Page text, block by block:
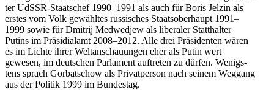
ter UdSSR-Staats­chef 1990–1991 als auch für Boris Jelzin als
erstes vom Volk gewähl­tes rus­si­sches Staats­ober­haupt 1991–
1999 sowie für Dmitrij Med­wed­jew als libe­ra­ler Statt­hal­ter
Putins im Prä­si­di­al­amt 2008–2012. Alle drei Prä­si­den­ten wären
es im Lichte ihrer Welt­an­schau­un­gen eher als Putin wert
gewesen, im deut­schen Par­la­ment auf­tre­ten zu dürfen. Wenigs­
tens sprach Gor­bat­schow als Pri­vat­per­son nach seinem Weggang
aus der Politik 1999 im Bundestag.